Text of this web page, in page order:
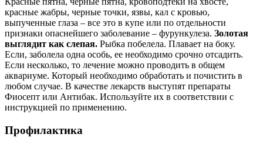
красные жабры, черные точки, язвы, кал с кровью,
выпученные глаза – все это в купе или по отдельности
признаки опаснейшего заболевание – фурункулеза. Золотая
выглядит как слепая. Рыбка побелела. Плавает на боку.
Если, заболела одна особь, ее необходимо срочно отсадить.
Если несколько, то лечение можно проводить в общем
аквариуме. Который необходимо обработать и почистить в
любом случае. В качестве лекарств выступят препараты
Фиосепт или Антибак. Используйте их в соответствии с
инструкцией по применению.
Профилактика